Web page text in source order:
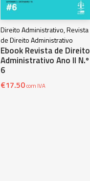
Direito Administrativo, Revista
de Direito Administrativo
Ebook Revista de Direito
Administrativo Ano II N.º
6
€17.50com IVA